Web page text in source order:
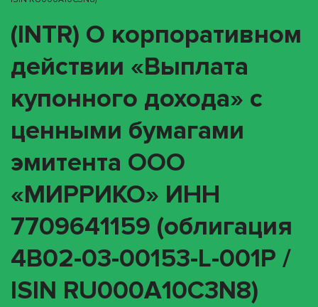
(INTR) О корпоративном
действии «Выплата
купонного дохода» с
ценными бумагами
эмитента ООО
«МИРРИКО» ИНН
7709641159 (облигация
4B02-03-00153-L-001P /
ISIN RU000A10C3N8)